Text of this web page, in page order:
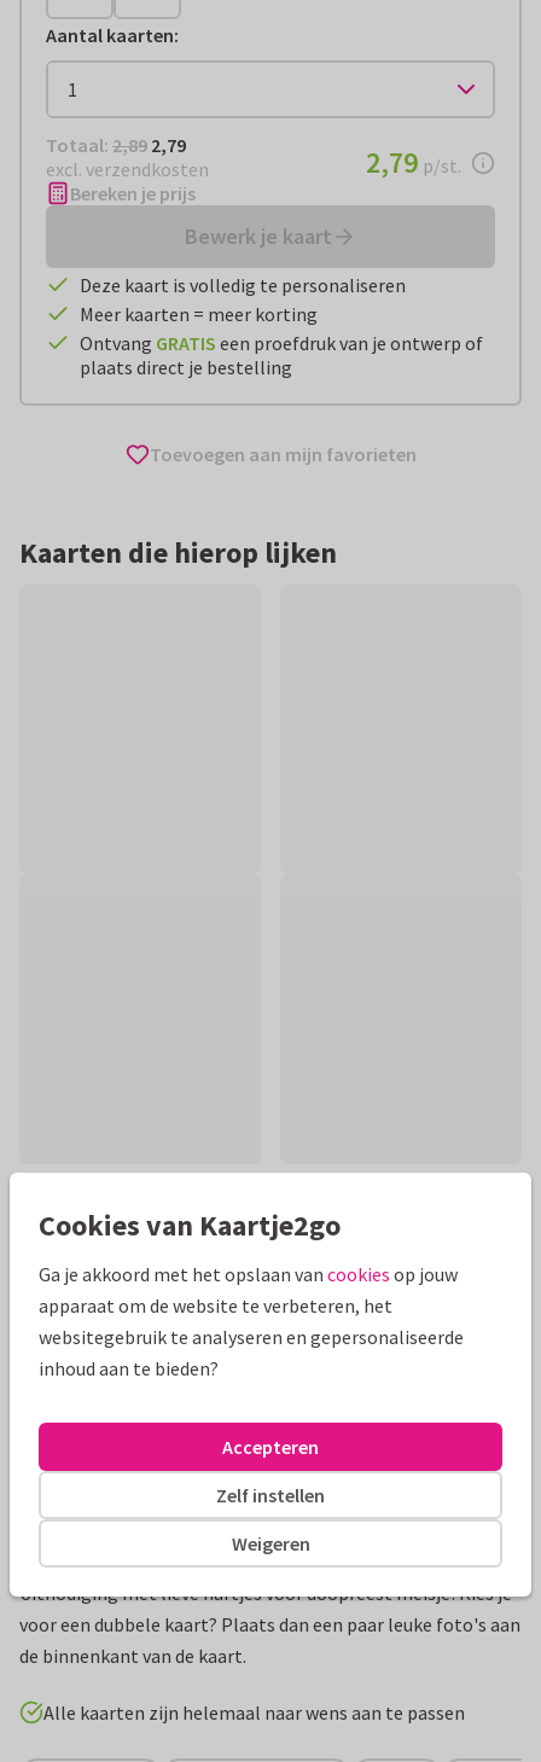
Aantal kaarten:
Totaal: € 2,79
Totaal: 2,89 2,79
excl. verzendkosten
€ 2,79per stuk
2,79 p/st.
Bereken je prijs
Bewerk je kaart
Deze kaart is volledig te personaliseren
Meer kaarten = meer korting
Ontvang GRATIS een proefdruk van je ontwerp of
plaats direct je bestelling
Toevoegen aan mijn favorieten
Kaarten die hierop lijken
Mooie extra's bij je kaart
Uitnodiging met lieve hartjes voor doopfeest meisje! Kies je
voor een dubbele kaart? Plaats dan een paar leuke foto's aan
de binnenkant van de kaart.
Alle kaarten zijn helemaal naar wens aan te passen
Cookies van Kaartje2go
Ga je akkoord met het opslaan van cookies op jouw
apparaat om de website te verbeteren, het
websitegebruik te analyseren en gepersonaliseerde
inhoud aan te bieden?
Weigeren
Zelf instellen
Accepteren